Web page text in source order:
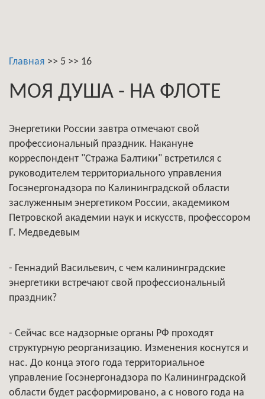
Главная >> 5 >> 16
МОЯ ДУША - НА ФЛОТЕ
Энергетики России завтра отмечают свой
профессиональный праздник. Накануне
корреспондент "Стража Балтики" встретился с
руководителем территориального управления
Госэнергонадзора по Калининградской области
заслуженным энергетиком России, академиком
Петровской академии наук и искусств, профессором
Г. Медведевым
- Геннадий Васильевич, с чем калининградские
энергетики встречают свой профессиональный
праздник?
- Сейчас все надзорные органы РФ проходят
структурную реорганизацию. Изменения коснутся и
нас. До конца этого года территориальное
управление Госэнергонадзора по Калининградской
области будет расформировано, а с нового года на